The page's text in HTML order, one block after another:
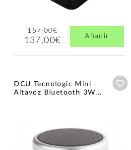
157,00€
137,00€ Añadir
Añadir a wishlist
DCU Tecnologic Mini
Altavoz Bluetooth 3W...